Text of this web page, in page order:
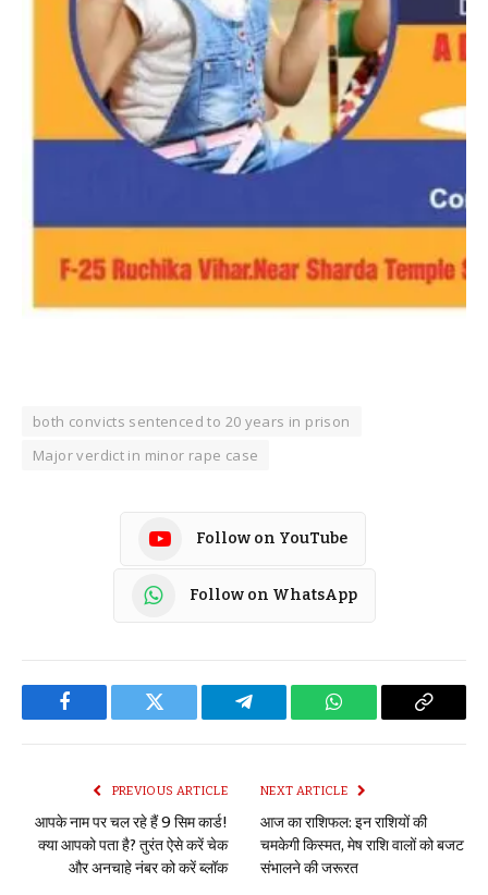
both convicts sentenced to 20 years in prison
Major verdict in minor rape case
Follow on YouTube
Follow on WhatsApp
Facebook Twitter Telegram WhatsApp Copy
PREVIOUS ARTICLE
आपके नाम पर चल रहे हैं 9 सिम कार्ड!
क्या आपको पता है? तुरंत ऐसे करें चेक
और अनचाहे नंबर को करें ब्लॉक
NEXT ARTICLE
आज का राशिफल: इन राशियों की
चमकेगी किस्मत, मेष राशि वालों को बजट
संभालने की जरूरत